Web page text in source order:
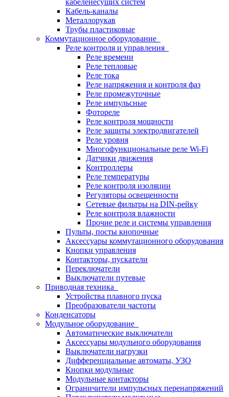
кабеленесущих систем
Кабель-каналы
Металлорукав
Трубы пластиковые
Коммутационное оборудование
Реле контроля и управления
Реле времени
Реле тепловые
Реле тока
Реле напряжения и контроля фаз
Реле промежуточные
Реле импульсные
Фотореле
Реле контроля мощности
Реле защиты электродвигателей
Реле уровня
Многофункциональные реле Wi-Fi
Датчики движения
Контроллеры
Реле температуры
Реле контроля изоляции
Регуляторы освещенности
Сетевые фильтры на DIN-рейку
Реле контроля влажности
Прочие реле и системы управления
Пульты, посты кнопочные
Аксессуары коммутационного оборудования
Кнопки управления
Контакторы, пускатели
Переключатели
Выключатели путевые
Приводная техника
Устройства плавного пуска
Преобразователи частоты
Конденсаторы
Модульное оборудование
Автоматические выключатели
Аксессуары модульного оборудования
Выключатели нагрузки
Дифференциальные автоматы, УЗО
Кнопки модульные
Модульные контакторы
Ограничители импульсных перенапряжений